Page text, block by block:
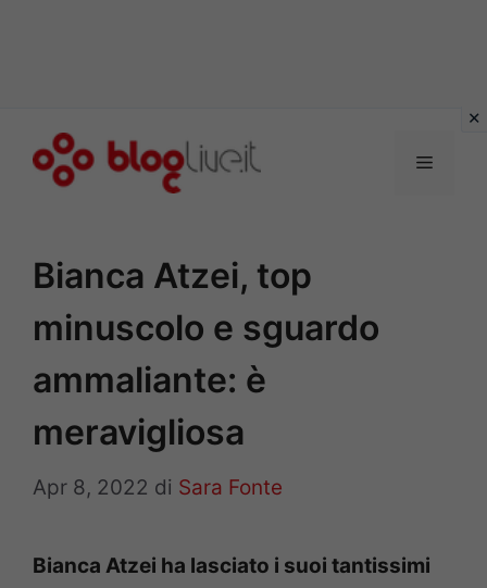
Menu
Bianca Atzei, top
minuscolo e sguardo
ammaliante: è
meravigliosa
Apr 8, 2022 di Sara Fonte
Bianca Atzei ha lasciato i suoi tantissimi